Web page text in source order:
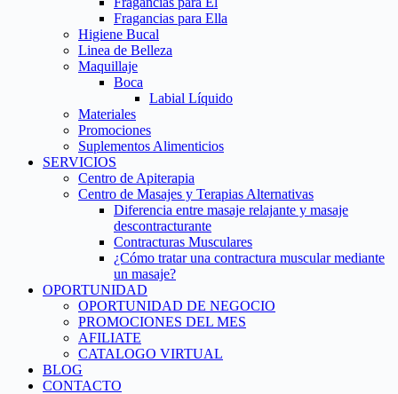
Fragancias para Ella
Higiene Bucal
Linea de Belleza
Maquillaje
Boca
Labial Líquido
Materiales
Promociones
Suplementos Alimenticios
SERVICIOS
Centro de Apiterapia
Centro de Masajes y Terapias Alternativas
Diferencia entre masaje relajante y masaje
descontracturante
Contracturas Musculares
¿Cómo tratar una contractura muscular mediante
un masaje?
OPORTUNIDAD
OPORTUNIDAD DE NEGOCIO
PROMOCIONES DEL MES
AFILIATE
CATALOGO VIRTUAL
BLOG
CONTACTO